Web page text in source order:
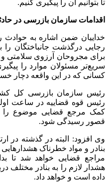
تا بتوانیم آن را پیگیری کنیم.
اقدامات سازمان بازرسی در
خداییان ضمن اشاره به حوادث
رجایی درگذشت جانباختگان را
برای مجروحان آرزوی سلامتی
سریع‌تر مسئولان موارد را
کسانی که در این واقعه دچار
رئیس سازمان بازرسی کل
رئیس قوه قضاییه در ساعت
کمک مرجع قضایی موضوع را
قصور رسیدگی شود.
وی افزود: البته در گذشته در
بنادر و مواد خطرناک هشدار‌هایی
مراجع قضایی خواهد شد تا
هشدار لازم را به بنادر مختلف
داده است و خواهد داد.